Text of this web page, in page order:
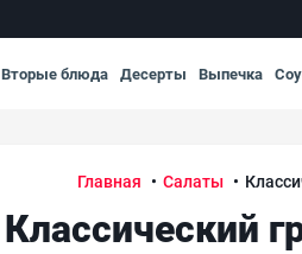
Вторые блюда Десерты Выпечка
Главная Салаты
Классический